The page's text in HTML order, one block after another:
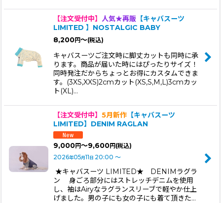
【注文受付中】 人気★再販 【キャバスーツ
LIMITED 】NOSTALGIC BABY
8,200円～(税込)
キャバスーツご注文時に脚丈カットも同時に承
ります。商品が届いた時にはぴったりサイズ！
同時発注だからちょっとお得にカスタムできま
す。(3XS,XXS)2cmカット(XS,S,M,L)3cmカッ
ト(XL)…
【注文受付中】 5月新作 【キャバスーツ
LIMITED】DENIM RAGLAN
9,000円～9,600円 (税込)
2026年05月11日 20:00 ～
★キャバスーツ LIMITED★ DENIMラグラ
ン 身ごろ部分にはストレッチデニムを使用
し、袖はAiryなラグランスリーブで軽やか仕上
げました。男の子にも女の子にも着て頂きた…